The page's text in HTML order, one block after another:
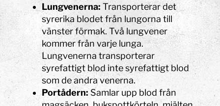
Lungvenerna: Transporterar det
syrerika blodet från lungorna till
vänster förmak. Två lungvener
kommer från varje lunga.
Lungvenerna transporterar
syrefattigt blod inte syrefattigt blod
som de andra venerna.
Portådern:Samlar upp blod från